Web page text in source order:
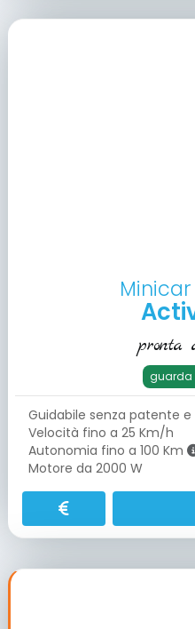
pronta
guarda
Guidabile senza patente
Velocità fino a 25 Km/h
Autonomia fino a 100 Km
Motore da 2000 W